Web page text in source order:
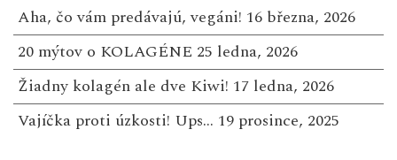
Aha, čo vám predávajú, vegáni! 16 března, 2026
20 mýtov o KOLAGÉNE 25 ledna, 2026
Žiadny kolagén ale dve Kiwi! 17 ledna, 2026
Vajíčka proti úzkosti! Ups… 19 prosince, 2025